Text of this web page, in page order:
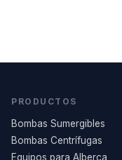
PRODUCTOS
Bombas Sumergibles
Bombas Centrífugas
Equipos para Alberca